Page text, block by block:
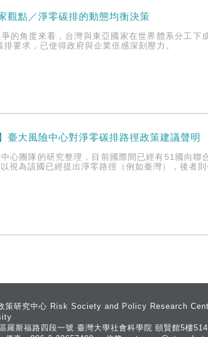
觀點／淨零碳排的動態均衡決策
的角度來看，台灣與東亞國家在世界體系分工
要求，已使得政府與企業倍感深刻壓力。
臺大風險中心對淨零碳排路徑政策建議聲明
心團隊的研究整理，目前國際間已經有51國向
視為該國已經提出淨零路徑（例如臺灣），後者
策研究中心 Risk Society and Policy Research
羅斯福路四段一號 臺灣大學社會科學院 頤賢館5樓